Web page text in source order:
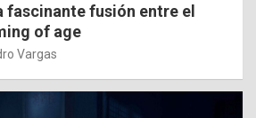
fascinante fusión entre el
of age
Vargas